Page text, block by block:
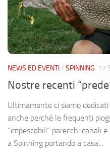
NEWS ED EVENTI/ SPINNING 17
Nostre recenti
Ultimamente ci siamo
anche perché le frequenti
“impescabili” parecchi canali
a Spinning portando a casa...